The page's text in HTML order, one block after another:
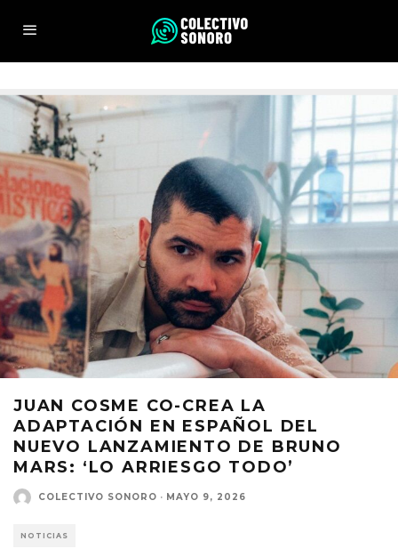
JUAN COSME CO-CREA LA
ADAPTACIÓN EN ESPAÑOL DEL
NUEVO LANZAMIENTO DE BRUNO
MARS: ‘LO ARRIESGO TODO’
COLECTIVO SONORO · MAYO 9, 2026
NOTICIAS